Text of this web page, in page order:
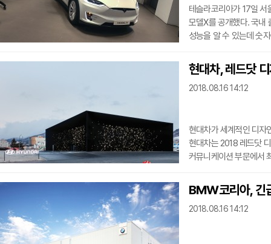
테슬라코리아가 17일
모델X를 공개했다. 국내 출시되는 모델X는 100D와 75D 두 가지다. 테슬라의 모델명은
성능을 알 수 있는데 숫
모델X 100D만 선보였다. 모델X 100D는 100kWh 배터리를 탑재해 1회 완충으
386km를 달릴 수 있다
262마력, 최대토크 33.7㎏·ｍ의 성능을
현대차, 레드닷
2018.08.16 14:12
현대차가 세계적인 디자
현대차는 2018 레드닷
커뮤니케이션 부문에
▲2018 평창동계올림픽
및 사운드 디자인 분야)
홀로그램(본상, 인터페이스&사용
BMW코리아, 긴
2018.08.16 14:12